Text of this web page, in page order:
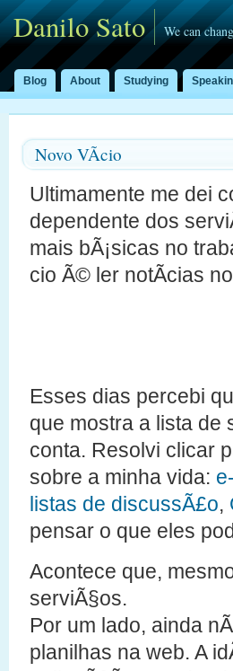
Danilo Sato We can
Blog About Studying
Novo VÃ­cio
Ultimamente me dei
dependente dos
mais bÃ¡sicas no
cio Ã© ler notÃ­cias
Esses dias percebi
que mostra a lista
conta. Resolvi clicar
sobre a minha vida:
listas de discussÃ£o,
pensar o que eles
Acontece que,
serviÃ§os.
Por um lado, ainda
planilhas na web. A